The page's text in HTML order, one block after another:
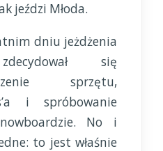
jeździ Młoda.
dniu jeżdżenia
się
sprzętu,
i spróbowanie
No i
to jest właśnie